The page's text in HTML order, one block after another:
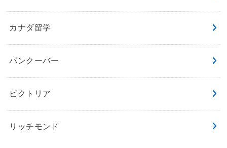
カナダ留学
バンクーバー
ビクトリア
リッチモンド